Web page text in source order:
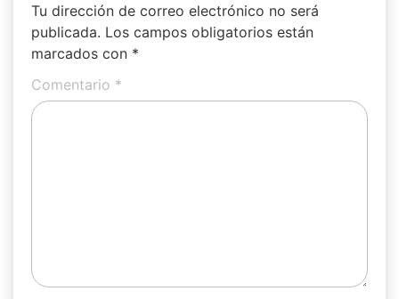
Tu dirección de correo electrónico no será
publicada. Los campos obligatorios están
marcados con *
Comentario *